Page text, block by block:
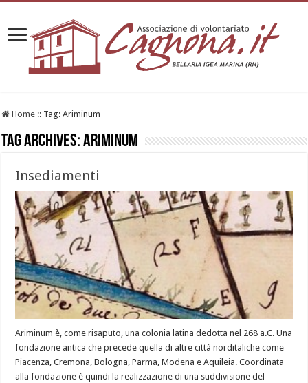
Home :: Tag:Ariminum
Tag Archives:Ariminum
Insediamenti
Ariminum è, come risaputo, una colonia latina dedotta nel 268 a.C. Una
fondazione antica che precede quella di altre città norditaliche come
Piacenza, Cremona, Bologna, Parma, Modena e Aquileia. Coordinata
alla fondazione è quindi la realizzazione di una suddivisione del